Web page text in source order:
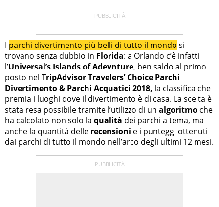
I parchi divertimento più belli di tutto il mondo si
trovano senza dubbio in Florida: a Orlando c’è infatti
l’Universal’s Islands of Adevnture, ben saldo al primo
posto nel TripAdvisor Travelers’ Choice Parchi
Divertimento & Parchi Acquatici 2018, la classifica che
premia i luoghi dove il divertimento è di casa. La scelta è
stata resa possibile tramite l’utilizzo di un algoritmo che
ha calcolato non solo la qualità dei parchi a tema, ma
anche la quantità delle recensioni e i punteggi ottenuti
dai parchi di tutto il mondo nell’arco degli ultimi 12 mesi.